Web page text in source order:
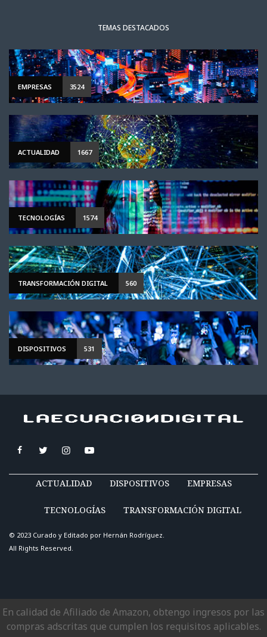
TEMAS DESTACADOS
EMPRESAS 3524
ACTUALIDAD 1667
TECNOLOGÍAS 1574
TRANSFORMACIÓN DIGITAL 560
DISPOSITIVOS 531
ACTUALIDAD DISPOSITIVOS EMPRESAS
TECNOLOGÍAS TRANSFORMACIÓN DIGITAL
© 2023 Curado y Editado por Hernán Rodríguez.
All Rights Reserved.
En calidad de Afiliado de Amazon, obtengo ingresos por las
compras adscritas que cumplen los requisitos aplicables.